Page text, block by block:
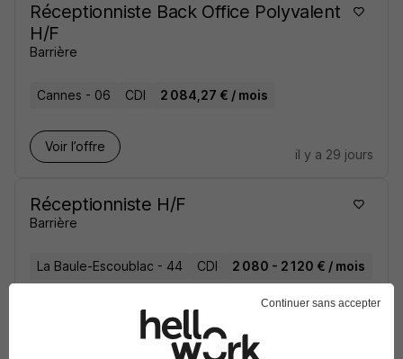
Réceptionniste Back Office Polyvalent
H/F
Barrière
Cannes - 06 CDI 2 084,27 € / mois
Voir l’offre
il y a 29 jours
Réceptionniste H/F
Barrière
La Baule-Escoublac - 44 CDI 2 080 - 2 120 € / mois
Continuer sans accepter